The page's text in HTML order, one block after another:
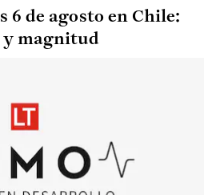
6 de agosto en Chile:
y magnitud